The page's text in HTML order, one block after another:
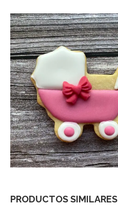
PRODUCTOS SIMILARES